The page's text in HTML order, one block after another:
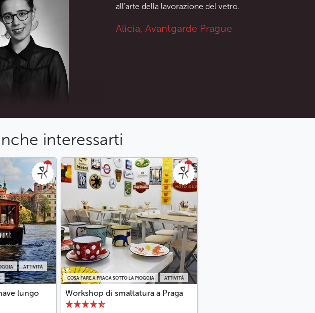
all’arte della lavorazione del vetro.
Alicia, Avantgarde Prague
interessarti
ATTIVITÀ
lungo
COSA FARE A PRAGA SOTTO LA PIOGGIA ATTIVITÀ
Workshop di smaltatura a Praga